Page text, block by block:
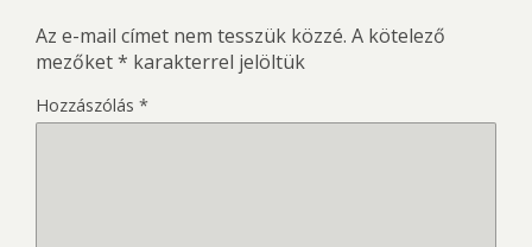
Az e-mail címet nem tesszük közzé. A kötelező
mezőket* karakterrel jelöltük
Hozzászólás *